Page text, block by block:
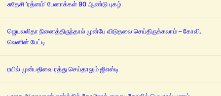
சுதேசி ’ரத்னம்’ பேனாக்கள் 90 ஆண்டு புகழ்
ஜெயலலிதா நினைத்திருந்தால் முன்பே விடுதலை செய்திருக்கலாம் – கோவி.
லெனின் பேட்டி
ரயில் முன்பதிவை ரத்து செய்தாலும் ஜிஎஸ்டி